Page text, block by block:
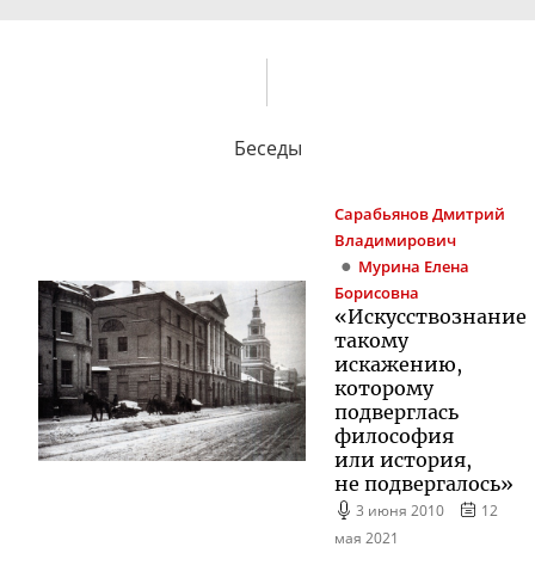
Беседы
СарабьяновДмитрий
Владимирович
Мурина Елена
Борисовна
«Искусствознание
такому
искажению,
которому
подверглась
философия
или история,
не подвергалось»
3 июня 2010
12
мая 2021